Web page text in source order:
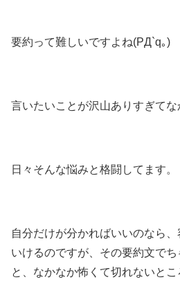
要約って難しいですよね(PД`q｡)
言いたいことが沢山ありすぎてな
日々そんな悩みと格闘してます。
自分だけが分かればいいのなら
いけるのですが、その要約文で
と、なかなか怖くて切れないとこ